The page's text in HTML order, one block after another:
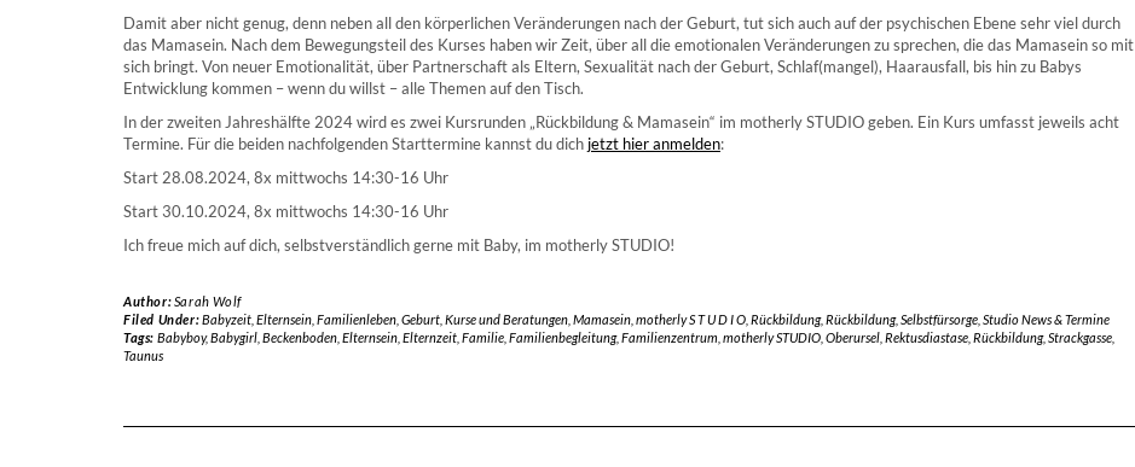
Damit aber nicht genug, denn neben all den körperlichen Veränderungen nach der Geburt, tut sich auch auf der psychischen Ebene sehr viel durch
das Mamasein. Nach dem Bewegungsteil des Kurses haben wir Zeit, über all die emotionalen Veränderungen zu sprechen, die das Mamasein so mit
sich bringt. Von neuer Emotionalität, über Partnerschaft als Eltern, Sexualität nach der Geburt, Schlaf(mangel), Haarausfall, bis hin zu Babys
Entwicklung kommen – wenn du willst – alle Themen auf den Tisch.
In der zweiten Jahreshälfte 2024 wird es zwei Kursrunden „Rückbildung & Mamasein“ im motherly STUDIO geben. Ein Kurs umfasst jeweils acht
Termine. Für die beiden nachfolgenden Starttermine kannst du dich jetzt hier anmelden:
Start 28.08.2024, 8x mittwochs 14:30-16 Uhr
Start 30.10.2024, 8x mittwochs 14:30-16 Uhr
Ich freue mich auf dich, selbstverständlich gerne mit Baby, im motherly STUDIO!
Author:Sarah Wolf
Filed Under:Babyzeit, Elternsein, Familienleben, Geburt, Kurse und Beratungen, Mamasein, motherly S T U D I O, Rückbildung, Rückbildung, Selbstfürsorge, Studio News & Termine
Tags: Babyboy,Babygirl, Beckenboden, Elternsein, Elternzeit, Familie, Familienbegleitung, Familienzentrum motherly STUDIO, Oberursel, Rektusdiastase, Rückbildung, Strackgasse,
Taunus